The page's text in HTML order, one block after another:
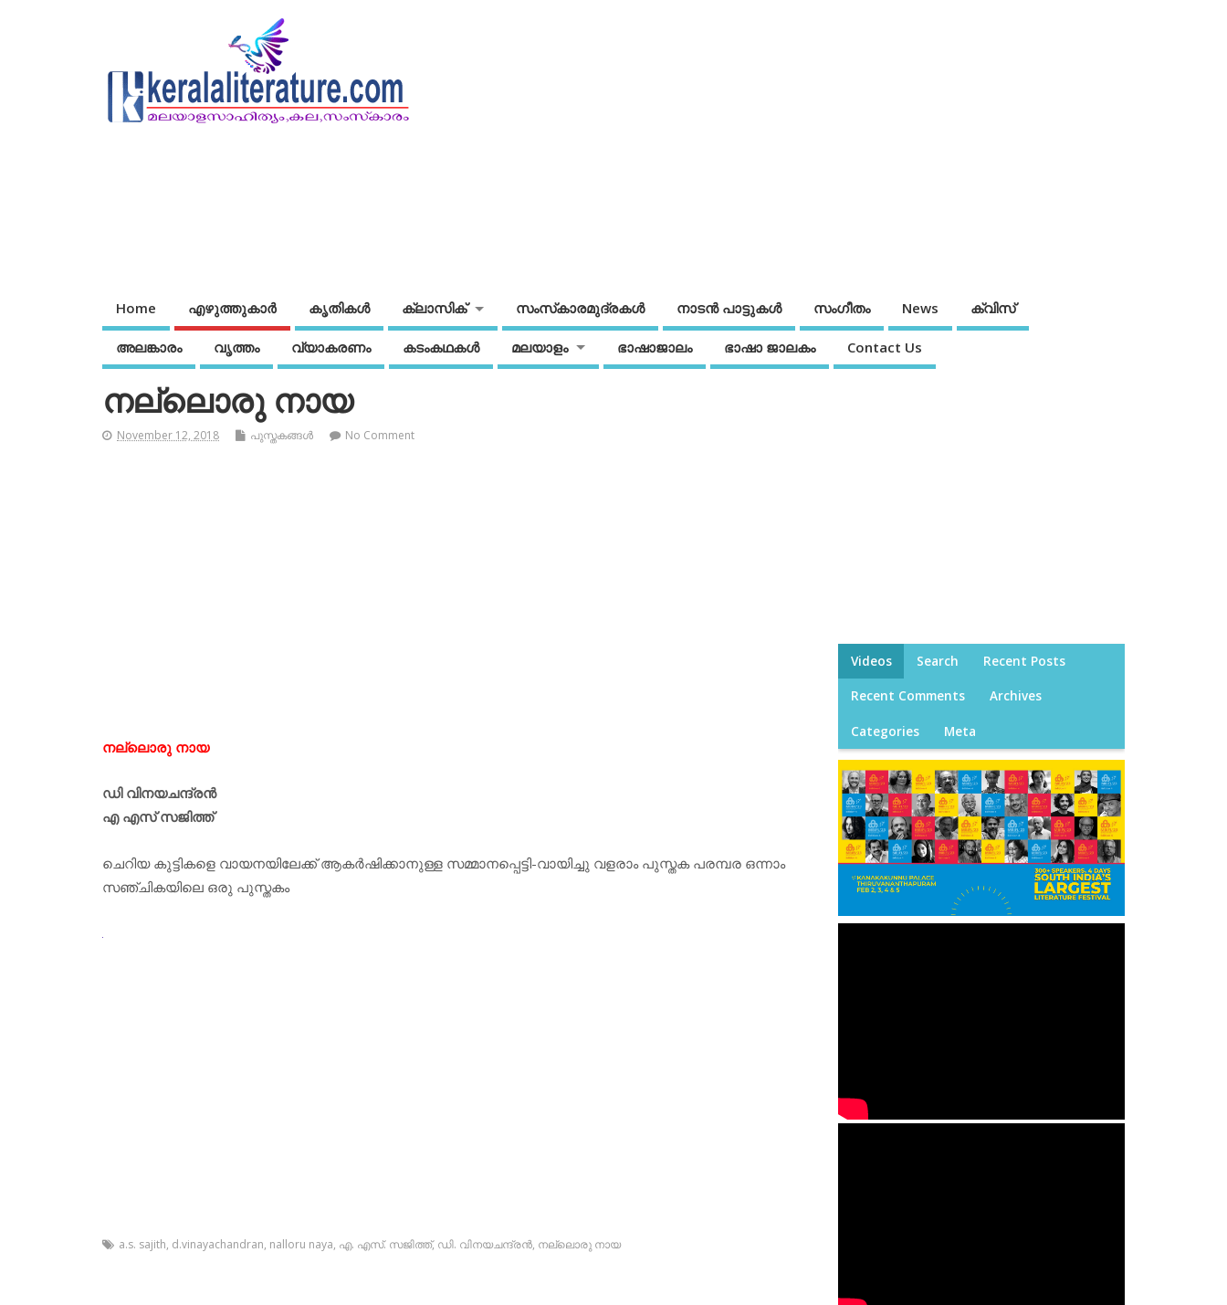
Home എഴുത്തുകാര്‍ കൃതികൾ ക്ലാസിക് സംസ്‌കാരമുദ്രകള്‍ നാടന്‍ പാട്ടുകള്‍ സംഗീതം News ക്വിസ്
അലങ്കാരം വൃത്തം വ്യാകരണം കടംകഥകള്‍ മലയാളം ഭാഷാജാലം ഭാഷാ ജാലകം Contact Us
നല്ലൊരു നായ
November 12, 2018 പുസ്തകങ്ങള്‍ No Comment
നല്ലൊരു നായ
ഡി വിനയചന്ദ്രൻ
എ എസ് സജിത്ത്
ചെറിയ കുട്ടികളെ വായനയിലേക്ക് ആകർഷിക്കാനുള്ള സമ്മാനപ്പെട്ടി-വായിച്ചു വളരാം പുസ്തക പരമ്പര ഒന്നാം
സഞ്ചികയിലെ ഒരു പുസ്തകം
a.s. sajith, d.vinayachandran, nalloru naya, എ. എസ്. സജിത്ത്, ഡി. വിനയചന്ദ്രൻ, നല്ലൊരു നായ
Videos Search Recent Posts
Recent Comments Archives
Categories Meta